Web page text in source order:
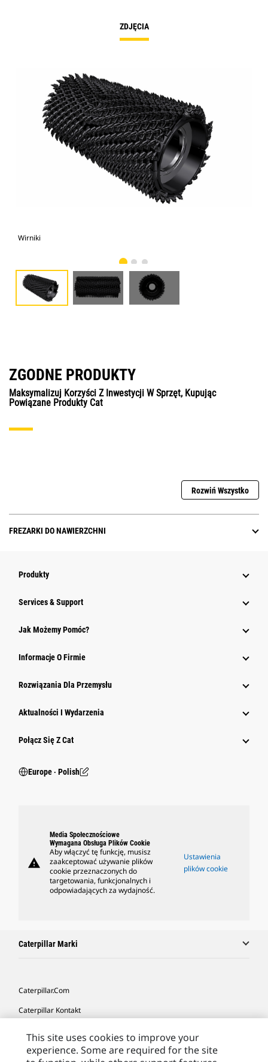
ZDJĘCIA
Wirniki
ZGODNE PRODUKTY
Maksymalizuj Korzyści Z Inwestycji W Sprzęt, Kupując
Powiązane Produkty Cat
Rozwiń Wszystko
FREZARKI DO NAWIERZCHNI
Produkty
Services & Support
Jak Możemy Pomóc?
Informacje O Firmie
Rozwiązania Dla Przemysłu
Aktualności I Wydarzenia
Połącz Się Z Cat
Europe ‧ Polish
warning
Media Społecznościowe
Wymagana Obsługa Plików Cookie
Aby włączyć tę funkcję, musisz
zaakceptować używanie plików
cookie przeznaczonych do
targetowania, funkcjonalnych i
odpowiadających za wydajność.
Ustawienia
plików cookie
Caterpillar Marki
Caterpillar.com
Caterpillar Kontakt
Moje Preferencje Marketingowe
This site uses cookies to improve your
experience. Some are required for the site